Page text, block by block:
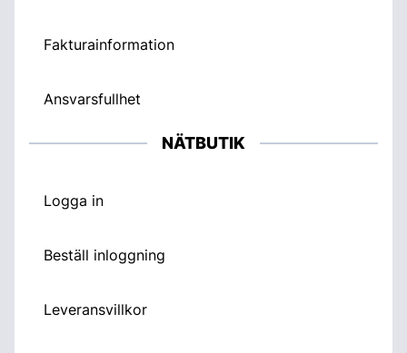
Fakturainformation
Ansvarsfullhet
NÄTBUTIK
Logga in
Beställ inloggning
Leveransvillkor